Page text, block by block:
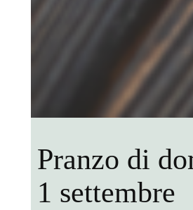
Pranzo di
1 settembre